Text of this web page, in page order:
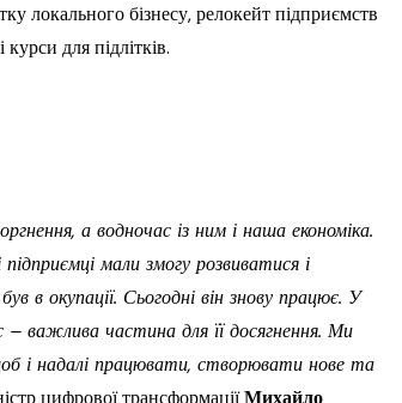
локального бізнесу, релокейт підприємств
для підлітків.
а водночас із ним і наша економіка.
мали змогу розвиватися і
в окупації. Сьогодні він знову працює. У
– важлива частина для її досягнення. Ми
і надалі працювати, створювати нове та
цифрової трансформаціїМихайло